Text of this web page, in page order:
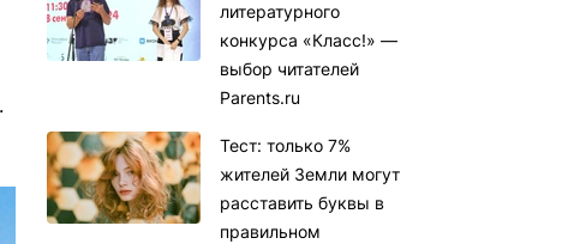
литературного
конкурса «Класс!» —
выбор читателей
Parents.ru
Тест: только 7%
жителей Земли могут
расставить буквы в
правильном